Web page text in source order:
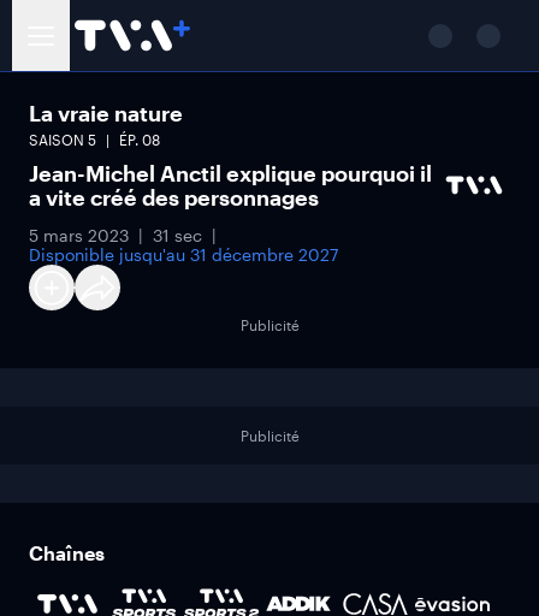
La vraie nature
SAISON 5 ÉP. 08
Jean-Michel Anctil explique pourquoi il
a vite créé des personnages
5 mars 2023
31 sec
Disponible jusqu'au 31 décembre 2027
Publicité
Publicité
Chaînes